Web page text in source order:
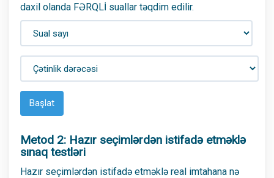
daxil olanda FƏRQLİ suallar təqdim edilir.
Başlat
Metod 2: Hazır seçimlərdən istifadə etməklə
sınaq testləri
Hazır seçimlərdən istifadə etməklə real imtahana nə